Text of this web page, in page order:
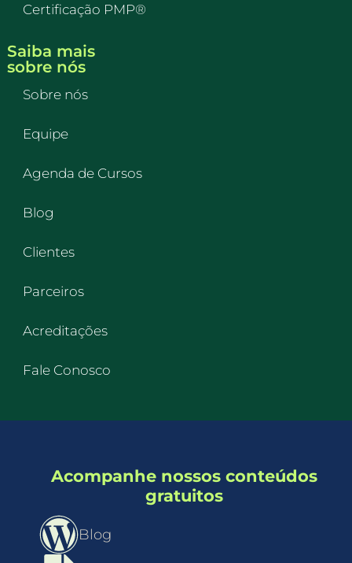
Certificação PMP®
Saiba mais
sobre nós
Sobre nós
Equipe
Agenda de Cursos
Blog
Clientes
Parceiros
Acreditações
Fale Conosco
Acompanhe nossos conteúdos
gratuitos
Blog